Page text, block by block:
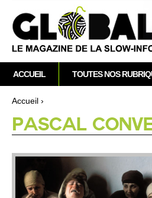
Vous êtes ici
Accueil ›
PASCAL
M
e
n
p
r
i
ACCUEIL TOUTES NOS